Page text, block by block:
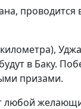
проводится
в Баку.
призами.
любой